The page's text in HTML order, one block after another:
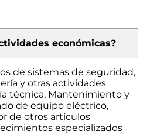
económicas?
de sistemas de seguridad,
y otras actividades
técnica, Mantenimiento y
de equipo eléctrico,
de otros artículos
especializados